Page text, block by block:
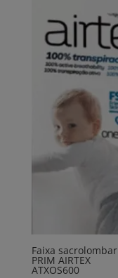
Faixa sacrolombar
PRIM AIRTEX
ATXOS600